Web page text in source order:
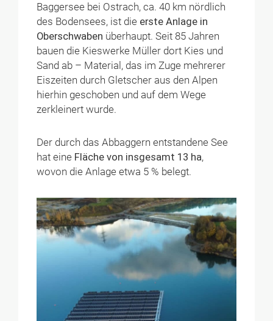
Baggersee bei Ostrach, ca. 40 km nördlich
des Bodensees, ist die erste Anlage in
Oberschwaben überhaupt. Seit 85 Jahren
bauen die Kieswerke Müller dort Kies und
Sand ab – Material, das im Zuge mehrerer
Eiszeiten durch Gletscher aus den Alpen
hierhin geschoben und auf dem Wege
zerkleinert wurde.
Der durch das Abbaggern entstandene See
hat eine Fläche von insgesamt 13 ha,
wovon die Anlage etwa 5 % belegt.